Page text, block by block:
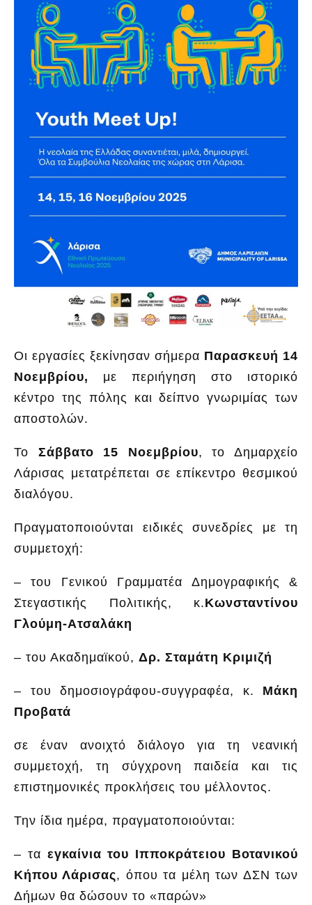
Οι εργασίες ξεκίνησαν σήμερα Παρασκευή 14
Νοεμβρίου, με περιήγηση στο ιστορικό
κέντρο της πόλης και δείπνο γνωριμίας των
αποστολών.
Το Σάββατο 15 Νοεμβρίου, το Δημαρχείο
Λάρισας μετατρέπεται σε επίκεντρο θεσμικού
διαλόγου.
Πραγματοποιούνται ειδικές συνεδρίες με τη
συμμετοχή:
– του Γενικού Γραμματέα Δημογραφικής &
Στεγαστικής Πολιτικής, κ.Κωνσταντίνου
Γλούμη-Ατσαλάκη
– του Ακαδημαϊκού, Δρ. Σταμάτη Κριμιζή
– του δημοσιογράφου-συγγραφέα, κ. Μάκη
Προβατά
σε έναν ανοιχτό διάλογο για τη νεανική
συμμετοχή, τη σύγχρονη παιδεία και τις
επιστημονικές προκλήσεις του μέλλοντος.
Την ίδια ημέρα, πραγματοποιούνται:
– τα εγκαίνια του Ιπποκράτειου Βοτανικού
Κήπου Λάρισας, όπου τα μέλη των ΔΣΝ των
Δήμων θα δώσουν το «παρών»